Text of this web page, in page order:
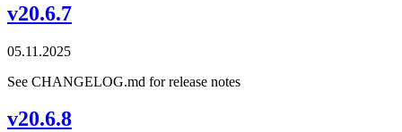
v20.6.7
05.11.2025
See CHANGELOG.md for release notes
v20.6.8